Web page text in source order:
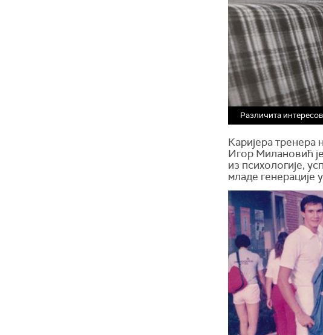
Различита
Каријера тренера
Игор Милановић
из психологије,
младе генерације